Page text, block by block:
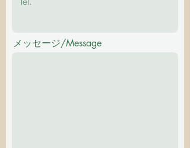
メッセージ/Message